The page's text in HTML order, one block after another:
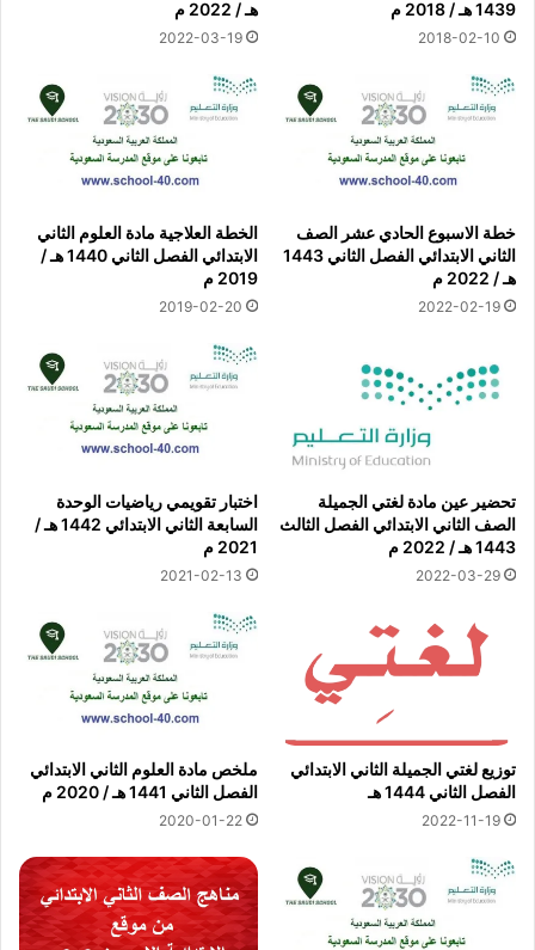
1439 هـ / 2018 م
2018-02-10
هـ / 2022 م
2022-03-19
خطة الاسبوع الحادي عشر الصف
الثاني الابتدائي الفصل الثاني 1443
هـ / 2022 م
2022-02-19
الخطة العلاجية مادة العلوم الثاني
الابتدائي الفصل الثاني 1440 هـ /
2019 م
2019-02-20
تحضير عين مادة لغتي الجميلة
الصف الثاني الابتدائي الفصل الثالث
1443 هـ / 2022 م
2022-03-29
اختبار تقويمي رياضيات الوحدة
السابعة الثاني الابتدائي 1442 هـ /
2021 م
2021-02-13
توزيع لغتي الجميلة الثاني الابتدائي
الفصل الثاني 1444 هـ
2022-11-19
ملخص مادة العلوم الثاني الابتدائي
الفصل الثاني 1441 هـ / 2020 م
2020-01-22